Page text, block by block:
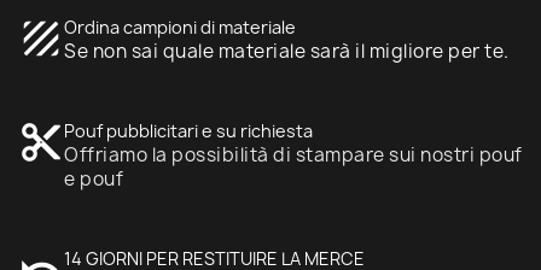
texture Ordina campioni di materiale
Se non sai quale materiale sarà il migliore per te.
content_cut Pouf pubblicitari e su richiesta
Offriamo la possibilità di stampare sui nostri pouf
e pouf
14 GIORNI PER RESTITUIRE LA MERCE